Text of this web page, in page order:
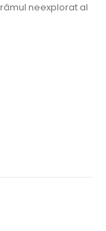
neexplorat al